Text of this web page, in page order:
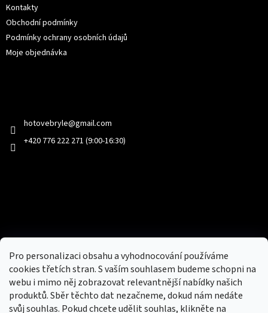
Pro personalizaci obsahu a vyhodnocování používáme
cookies třetích stran. S vaším souhlasem budeme schopni na
webu i mimo něj zobrazovat relevantnější nabídky našich
produktů. Sběr těchto dat nezačneme, dokud nám nedáte
svůj souhlas. Pokud chcete udělit souhlas, klikněte na
Kontakty
Obchodní podmínky
Podmínky ochrany osobních údajů
Moje objednávka
hotovebryle@gmail.com
+420 776 222 271 (9:00-16:30)